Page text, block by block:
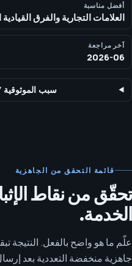
أفضل مناسبة
العلامات التجارية والفرق
آخر مراجعة
2026-06
سبب الموثوقية
قائمة التحقق من الجاهزية
تحقّق من نقاط
الخدمة.
علّم ما هو واضح بالفعل.
جاهزية منخفضة التعددية بعد